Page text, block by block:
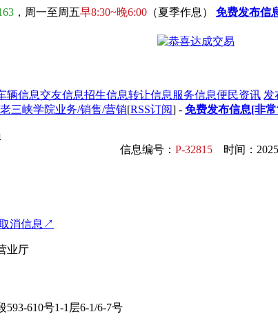
，周一至周五早8:30~晚6:00 （夏季作息） 免费发布信
辆信息交友信息招生信息转让信息 服务信息便民资讯 发
三峡学院业务/销售/营销[RSS订阅] - 免费发布信息[非
信息编号： P-32815 时间：
消信息↗
业厅
610号1-1层6-1/6-7号